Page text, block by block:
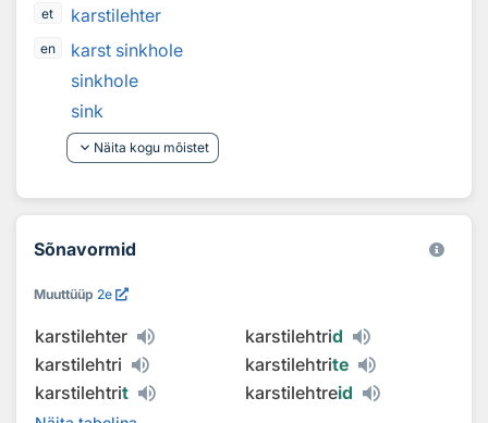
et
karstilehter
en
karst sinkhole
sinkhole
sink
keyboard_arrow_down Näita kogu mõistet
Sõnavormid
Muuttüüp 2e
karstilehter karstilehtrid
karstilehtri
karstilehtrite
karstilehtrit karstilehtreid